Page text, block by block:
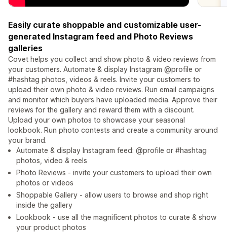
Easily curate shoppable and customizable user-
generated Instagram feed and Photo Reviews
galleries
Covet helps you collect and show photo & video reviews from
your customers. Automate & display Instagram @profile or
#hashtag photos, videos & reels. Invite your customers to
upload their own photo & video reviews. Run email campaigns
and monitor which buyers have uploaded media. Approve their
reviews for the gallery and reward them with a discount.
Upload your own photos to showcase your seasonal
lookbook. Run photo contests and create a community around
your brand.
Automate & display Instagram feed: @profile or #hashtag
photos, video & reels
Photo Reviews - invite your customers to upload their own
photos or videos
Shoppable Gallery - allow users to browse and shop right
inside the gallery
Lookbook - use all the magnificent photos to curate & show
your product photos